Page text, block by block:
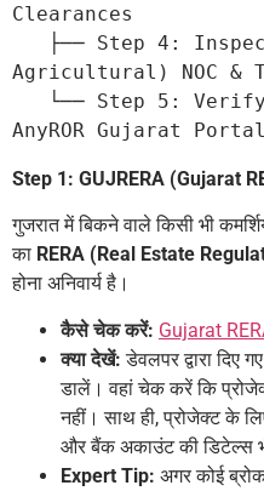
Clearances
Agricultural) NOC &
AnyROR Gujarat Portal
Step 1: GUJRERA (Gujarat
गुजरात में बिकने वाले किसी भी
का RERA (Real Estate
होना अनिवार्य है।
कैसे चेक करें: Gujarat
क्या देखें: डेवलपर द्वारा दिए
डालें। वहां चेक करें कि
नहीं। साथ ही, प्रोजेक्ट के
और बैंक अकाउंट की डिटेल्स
Expert Tip: अगर कोई